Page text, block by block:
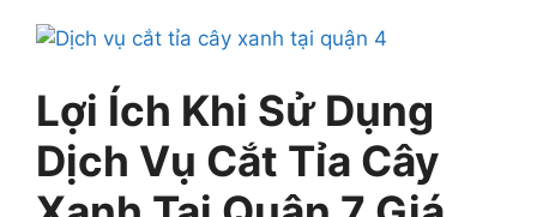
Lợi Ích Khi Sử Dụng
Dịch Vụ Cắt Tỉa Cây